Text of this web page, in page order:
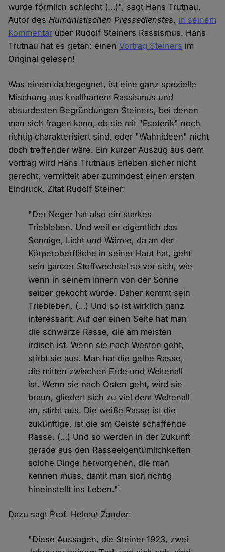
wurde förmlich schlecht (…)", sagt Hans Trutnau,
Autor desHumanistischen Pressedienstes, in seinem
Kommentar über Rudolf Steiners Rassismus. Hans
Trutnau hat es getan: einenVortrag Steiners im
Original gelesen!
Was einem da begegnet, ist eine ganz spezielle
Mischung aus knallhartem Rassismus und
absurdesten Begründungen Steiners, bei denen
man sich fragen kann, ob sie mit "Esoterik" noch
richtig charakterisiert sind, oder "Wahnideen" nicht
doch treffender wäre. Ein kurzer Auszug aus dem
Vortrag wird Hans Trutnaus Erleben sicher nicht
gerecht, vermittelt aber zumindest einen ersten
Eindruck, Zitat Rudolf Steiner:
"Der Neger hat also ein starkes
Triebleben. Und weil er eigentlich das
Sonnige, Licht und Wärme, da an der
Körperoberfläche in seiner Haut hat, geht
sein ganzer Stoffwechsel so vor sich, wie
wenn in seinem Innern von der Sonne
selber gekocht würde. Daher kommt sein
Triebleben. (…) Und so ist wirklich ganz
interessant: Auf der einen Seite hat man
die schwarze Rasse, die am meisten
irdisch ist. Wenn sie nach Westen geht,
stirbt sie aus. Man hat die gelbe Rasse,
die mitten zwischen Erde und Weltenall
ist. Wenn sie nach Osten geht, wird sie
braun, gliedert sich zu viel dem Weltenall
an, stirbt aus. Die weiße Rasse ist die
zukünftige, ist die am Geiste schaffende
Rasse. (…) Und so werden in der Zukunft
gerade aus den Rasseeigentümlichkeiten
solche Dinge hervorgehen, die man
kennen muss, damit man sich richtig
hineinstellt ins Leben."1
Dazu sagt Prof. Helmut Zander:
"Diese Aussagen, die Steiner 1923, zwei